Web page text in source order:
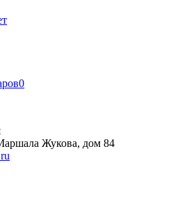
0
Жукова, дом 84